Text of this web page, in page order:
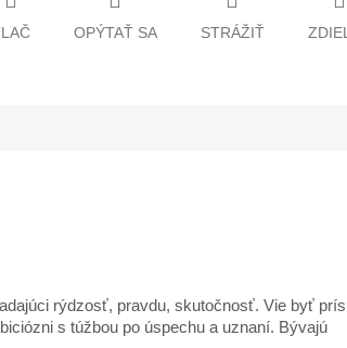
OPÝTAŤ SA STRÁŽIŤ
rýdzosť, pravdu, skutočnosť. Vie byť
s túžbou po úspechu a uznaní. Bývajú